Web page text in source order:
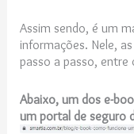
Assim sendo, é um
informações. Nele,
passo a passo,
Abaixo, um dos e-
um portal de seguro